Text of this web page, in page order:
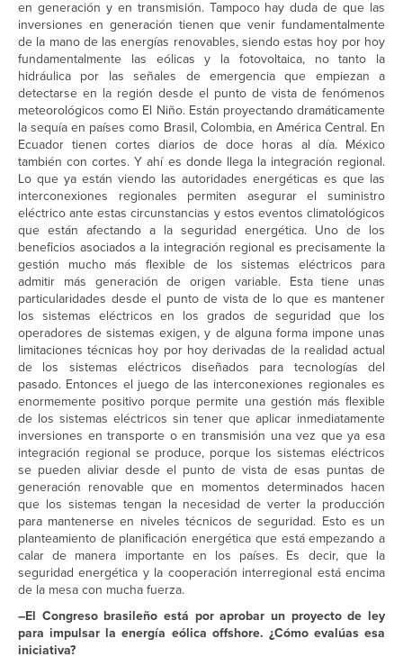
en generación y en transmisión. Tampoco hay duda de que las
inversiones en generación tienen que venir fundamentalmente
de la mano de las energías renovables, siendo estas hoy por hoy
fundamentalmente las eólicas y la fotovoltaica, no tanto la
hidráulica por las señales de emergencia que empiezan a
detectarse en la región desde el punto de vista de fenómenos
meteorológicos como El Niño. Están proyectando dramáticamente
la sequía en países como Brasil, Colombia, en América Central. En
Ecuador tienen cortes diarios de doce horas al día. México
también con cortes. Y ahí es donde llega la integración regional.
Lo que ya están viendo las autoridades energéticas es que las
interconexiones regionales permiten asegurar el suministro
eléctrico ante estas circunstancias y estos eventos climatológicos
que están afectando a la seguridad energética. Uno de los
beneficios asociados a la integración regional es precisamente la
gestión mucho más flexible de los sistemas eléctricos para
admitir más generación de origen variable. Esta tiene unas
particularidades desde el punto de vista de lo que es mantener
los sistemas eléctricos en los grados de seguridad que los
operadores de sistemas exigen, y de alguna forma impone unas
limitaciones técnicas hoy por hoy derivadas de la realidad actual
de los sistemas eléctricos diseñados para tecnologías del
pasado. Entonces el juego de las interconexiones regionales es
enormemente positivo porque permite una gestión más flexible
de los sistemas eléctricos sin tener que aplicar inmediatamente
inversiones en transporte o en transmisión una vez que ya esa
integración regional se produce, porque los sistemas eléctricos
se pueden aliviar desde el punto de vista de esas puntas de
generación renovable que en momentos determinados hacen
que los sistemas tengan la necesidad de verter la producción
para mantenerse en niveles técnicos de seguridad. Esto es un
planteamiento de planificación energética que está empezando a
calar de manera importante en los países. Es decir, que la
seguridad energética y la cooperación interregional está encima
de la mesa con mucha fuerza.
–El Congreso brasileño está por aprobar un proyecto de ley
para impulsar la energía eólica offshore. ¿Cómo evalúas esa
iniciativa?